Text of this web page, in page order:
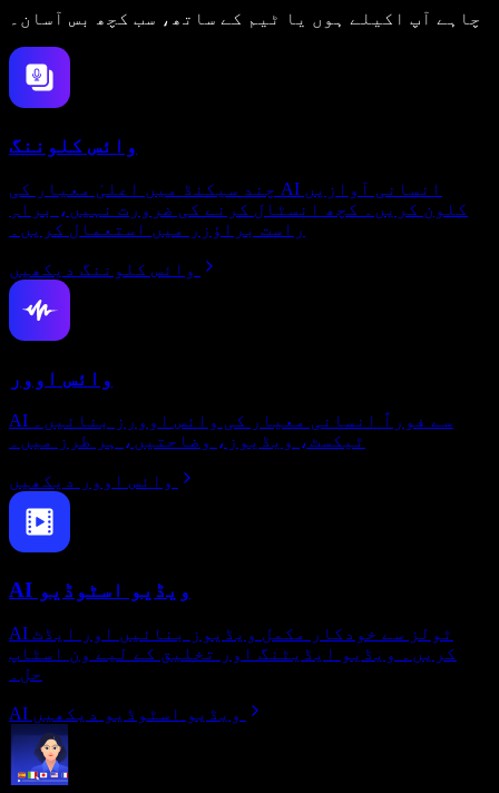
چاہے آپ اکیلے ہوں یا ٹیم کے ساتھ، سب کچھ بس آسان۔
وائس کلوننگ
چند سیکنڈ میں اعلیٰ معیار کی AI انسانی آوازیں
کلون کریں۔ کچھ انسٹال کرنے کی ضرورت نہیں، براہِ
راست براؤزر میں استعمال کریں۔
وائس کلوننگ دیکھیں
وائس اوور
AI سے فوراً انسانی معیار کی وائس اوورز بنائیں۔
ٹیکسٹ، ویڈیوز، وضاحتیں، ہر طرز میں۔
وائس اوور دیکھیں
AI ویڈیو اسٹوڈیو
AI ٹولز سے خودکار مکمل ویڈیوز بنائیں اور ایڈٹ
کریں۔ ویڈیو ایڈیٹنگ اور تخلیق کے لیے ون اسٹاپ
حل۔
AI ویڈیو اسٹوڈیو دیکھیں